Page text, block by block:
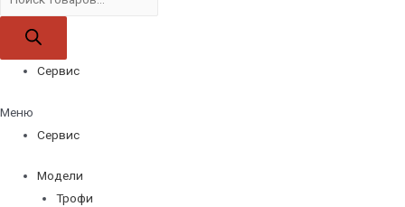
товаров
Сервис
Меню
Сервис
Модели
Трофи